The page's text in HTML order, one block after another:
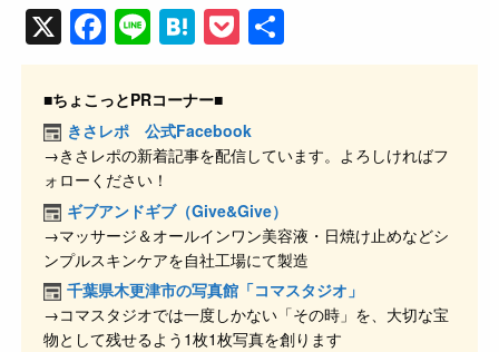
X F
a
c
e
b
o
o
k
Li
n
e
H
at
e
n
a
P
o
et
有
■ちょこっとPRコーナー■
きさレポ 公式Facebook
→きさレポの新着記事を配信しています。よろしければフ
ォローください！
ギブアンドギブ（Give&Give）
→マッサージ＆オールインワン美容液・日焼け止めなどシ
ンプルスキンケアを自社工場にて製造
千葉県木更津市の写真館「コマスタジオ」
→コマスタジオでは一度しかない「その時」を、大切な宝
物として残せるよう1枚1枚写真を創ります